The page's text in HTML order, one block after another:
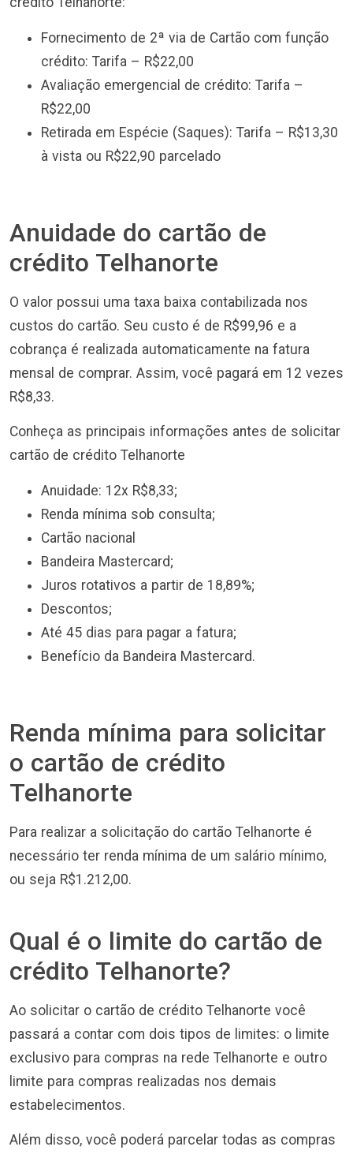
Fornecimento de 2ª via de Cartão com função
crédito: Tarifa – R$22,00
Avaliação emergencial de crédito: Tarifa –
R$22,00
Retirada em Espécie (Saques): Tarifa – R$13,30
à vista ou R$22,90 parcelado
Anuidade do cartão de
crédito Telhanorte
O valor possui uma taxa baixa contabilizada nos
custos do cartão. Seu custo é de R$99,96 e a
cobrança é realizada automaticamente na fatura
mensal de comprar. Assim, você pagará em 12 vezes
R$8,33.
Conheça as principais informações antes de solicitar
cartão de crédito Telhanorte
Anuidade: 12x R$8,33;
Renda mínima sob consulta;
Cartão nacional
Bandeira Mastercard;
Juros rotativos a partir de 18,89%;
Descontos;
Até 45 dias para pagar a fatura;
Benefício da Bandeira Mastercard.
Renda mínima para solicitar
o cartão de crédito
Telhanorte
Para realizar a solicitação do cartão Telhanorte é
necessário ter renda mínima de um salário mínimo,
ou seja R$1.212,00.
Qual é o limite do cartão de
crédito Telhanorte?
Ao solicitar o cartão de crédito Telhanorte você
passará a contar com dois tipos de limites: o limite
exclusivo para compras na rede Telhanorte e outro
limite para compras realizadas nos demais
estabelecimentos.
Além disso, você poderá parcelar todas as compras